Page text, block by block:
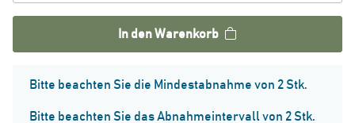
In den Warenkorb
xBitte beachten Sie die Mindestabnahme von 2 Stk.
Bitte beachten Sie das Abnahmeintervall von 2 Stk.